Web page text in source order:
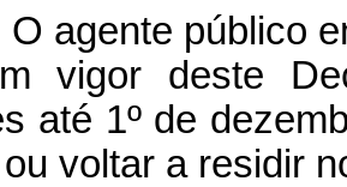
agente público
vigor deste
até 1º de
voltar a residir